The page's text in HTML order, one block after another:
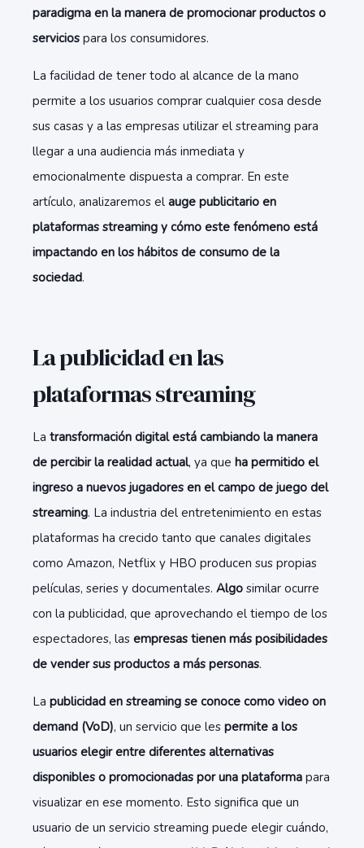
paradigma en la manera de promocionar productos o
servicios para los consumidores.
La facilidad de tener todo al alcance de la mano
permite a los usuarios comprar cualquier cosa desde
sus casas y a las empresas utilizar el streaming para
llegar a una audiencia más inmediata y
emocionalmente dispuesta a comprar. En este
artículo, analizaremos el auge publicitario en
plataformas streaming y cómo este fenómeno está
impactando en los hábitos de consumo de la
sociedad.
La publicidad en las
plataformas streaming
La transformación digital está cambiando la manera
de percibir la realidad actual, ya que ha permitido el
ingreso a nuevos jugadores en el campo de juego del
streaming. La industria del entretenimiento en estas
plataformas ha crecido tanto que canales digitales
como Amazon, Netflix y HBO producen sus propias
películas, series y documentales. Algo similar ocurre
con la publicidad, que aprovechando el tiempo de los
espectadores, las empresas tienen más posibilidades
de vender sus productos a más personas.
La publicidad en streaming se conoce como video on
demand (VoD), un servicio que les permite a los
usuarios elegir entre diferentes alternativas
disponibles o promocionadas por una plataforma para
visualizar en ese momento. Esto significa que un
usuario de un servicio streaming puede elegir cuándo,